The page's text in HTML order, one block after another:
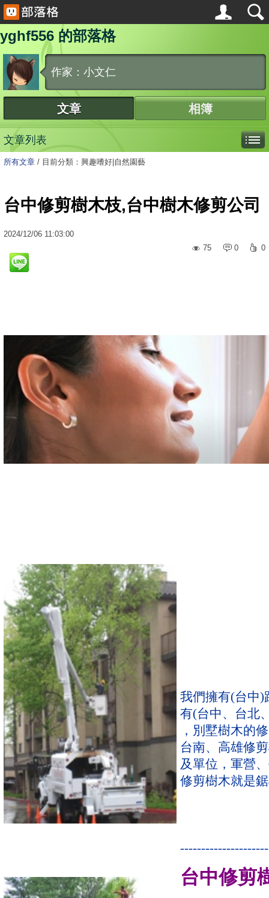
yghf556 的部落格
作家：小文仁
文章 相簿
文章列表
所有文章 / 目前分類：興趣嗜好|自然園藝
台中修剪樹木枝,台中樹木修剪公司
2024/12/06 11:03:00
75
0 0
我們擁有(台中)
有(台中、台北
，別墅樹木的
台南、高雄修
及單位，軍營
修剪樹木就是
台中修剪